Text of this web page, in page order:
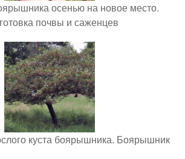
осенью на новое место.
почвы и саженцев
куста боярышника. Боярышник